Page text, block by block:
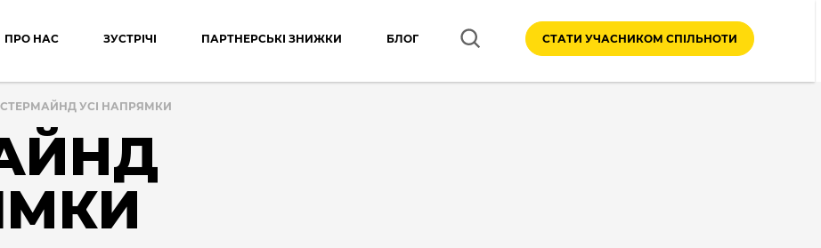
ПРО НАС ЗУСТРІЧІ ПАРТНЕРСЬКІ ЗНИЖКИ БЛОГ СТАТИ УЧАСНИКОМ СПІЛЬНОТИ
УСІ НАПРЯМКИ